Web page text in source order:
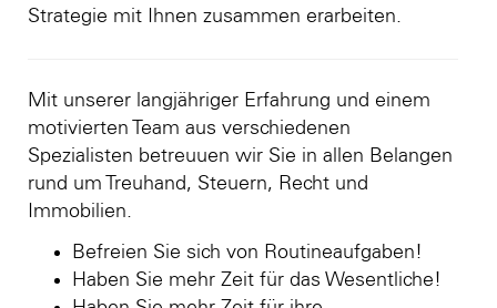
Strategie mit Ihnen zusammen erarbeiten.
Mit unserer langjähriger Erfahrung und einem
motivierten Team aus verschiedenen
Spezialisten betreuuen wir Sie in allen Belangen
rund um Treuhand, Steuern, Recht und
Immobilien.
Befreien Sie sich von Routineaufgaben!
Haben Sie mehr Zeit für das Wesentliche!